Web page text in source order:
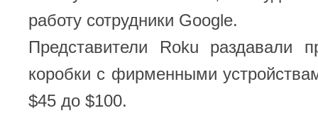
работу сотрудники Google.
Представители Roku раздавали
коробки с фирменными
$45 до $100.